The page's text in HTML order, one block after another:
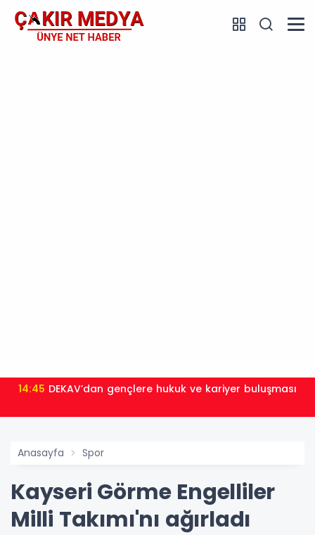
14:45 DEKAV’dan gençlere hukuk ve kariyer buluşması
Anasayfa Spor
Kayseri Görme Engelliler
Milli Takımı'nı ağırladı